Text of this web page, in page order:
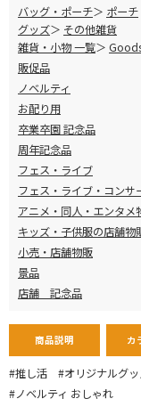
バッグ・ポーチ
ポーチ
グッズ
その他雑貨
雑貨・小物 一覧
販促品
ノベルティ
お配り用
卒業卒園 記念品
周年記念品
フェス・ライブ
フェス・ライブ・コンサ
アニメ・同人・エンタメ
キッズ・子供服の店舗物
小売・店舗物販
景品
店舗 記念品
商品説明 カ
#推し活 #オリジナルグ
#ノベルティ おしゃれ